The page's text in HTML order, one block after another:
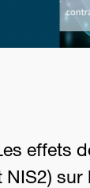
effets
NIS2)